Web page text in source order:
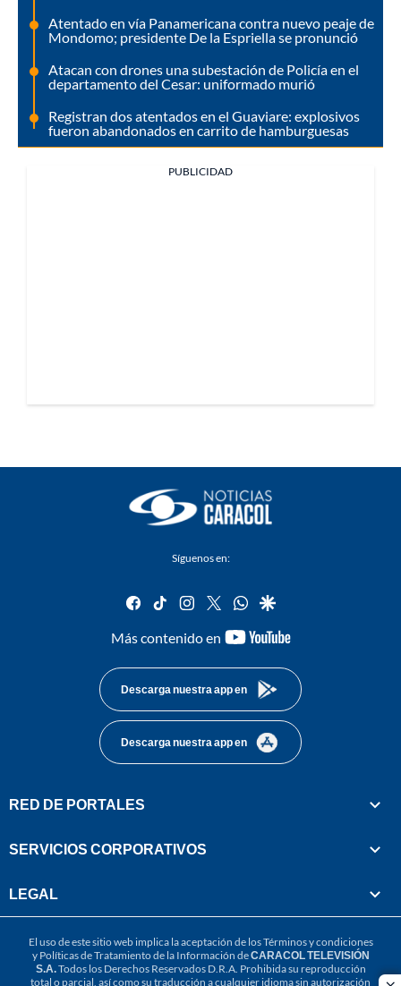
Atentado en vía Panamericana contra nuevo peaje de
Mondomo; presidente De la Espriella se pronunció
Atacan con drones una subestación de Policía en el
departamento del Cesar: uniformado murió
Registran dos atentados en el Guaviare: explosivos
fueron abandonados en carrito de hamburguesas
PUBLICIDAD
Síguenos en:
facebook
tiktok instagram
twitterwhatsapp
google
Más contenido en
youtube-
Descarga nuestra app en
Descarga nuestra app en
RED DE PORTALES
SERVICIOS CORPORATIVOS
LEGAL
El uso de este sitio web implica la aceptación de losTérminos y condiciones
y Políticas de Tratamiento de la Información deCARACOL TELEVISIÓN
S.A.Todos los Derechos Reservados D.R.A. Prohibida su reproducción
total o parcial, así como su traducción a cualquier idioma sin autorización